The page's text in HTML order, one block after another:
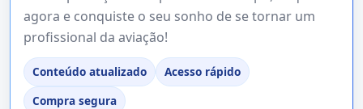
agora e conquiste o seu sonho de se tornar um
profissional da aviação!
Conteúdo atualizado
Acesso rápido
Compra segura